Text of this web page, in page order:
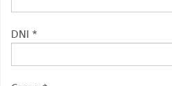
DNI *